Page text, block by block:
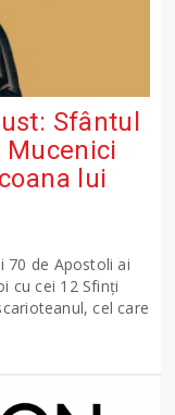
Sfântul
lui
70 de Apostoli ai
cu cei 12 Sfinţi
cel care